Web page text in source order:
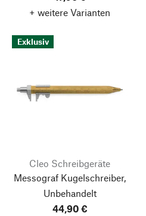
+ weitere Varianten
Exklusiv
Cleo Schreibgeräte
Messograf Kugelschreiber,
Unbehandelt
44,90 €